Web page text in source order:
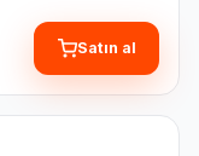
Satın al